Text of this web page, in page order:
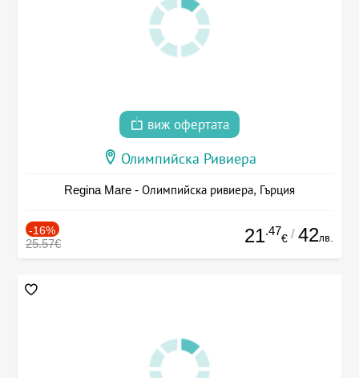
виж офертата
Олимпийска Ривиера
Regina Mare - Олимпийска ривиера, Гърция
-16%
25.57€ 21.47
€ / 42лв.